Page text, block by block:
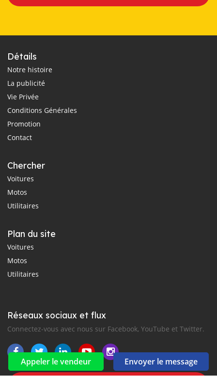
Appeler le vendeur Envoyer le message
Détails
Notre histoire
La publicité
Vie Privée
Conditions Générales
Promotion
Contact
Chercher
Voitures
Motos
Utilitaires
Plan du site
Voitures
Motos
Utilitaires
Réseaux sociaux et flux
Connectez-vous avec nous sur Facebook, YouTube et Twitter.